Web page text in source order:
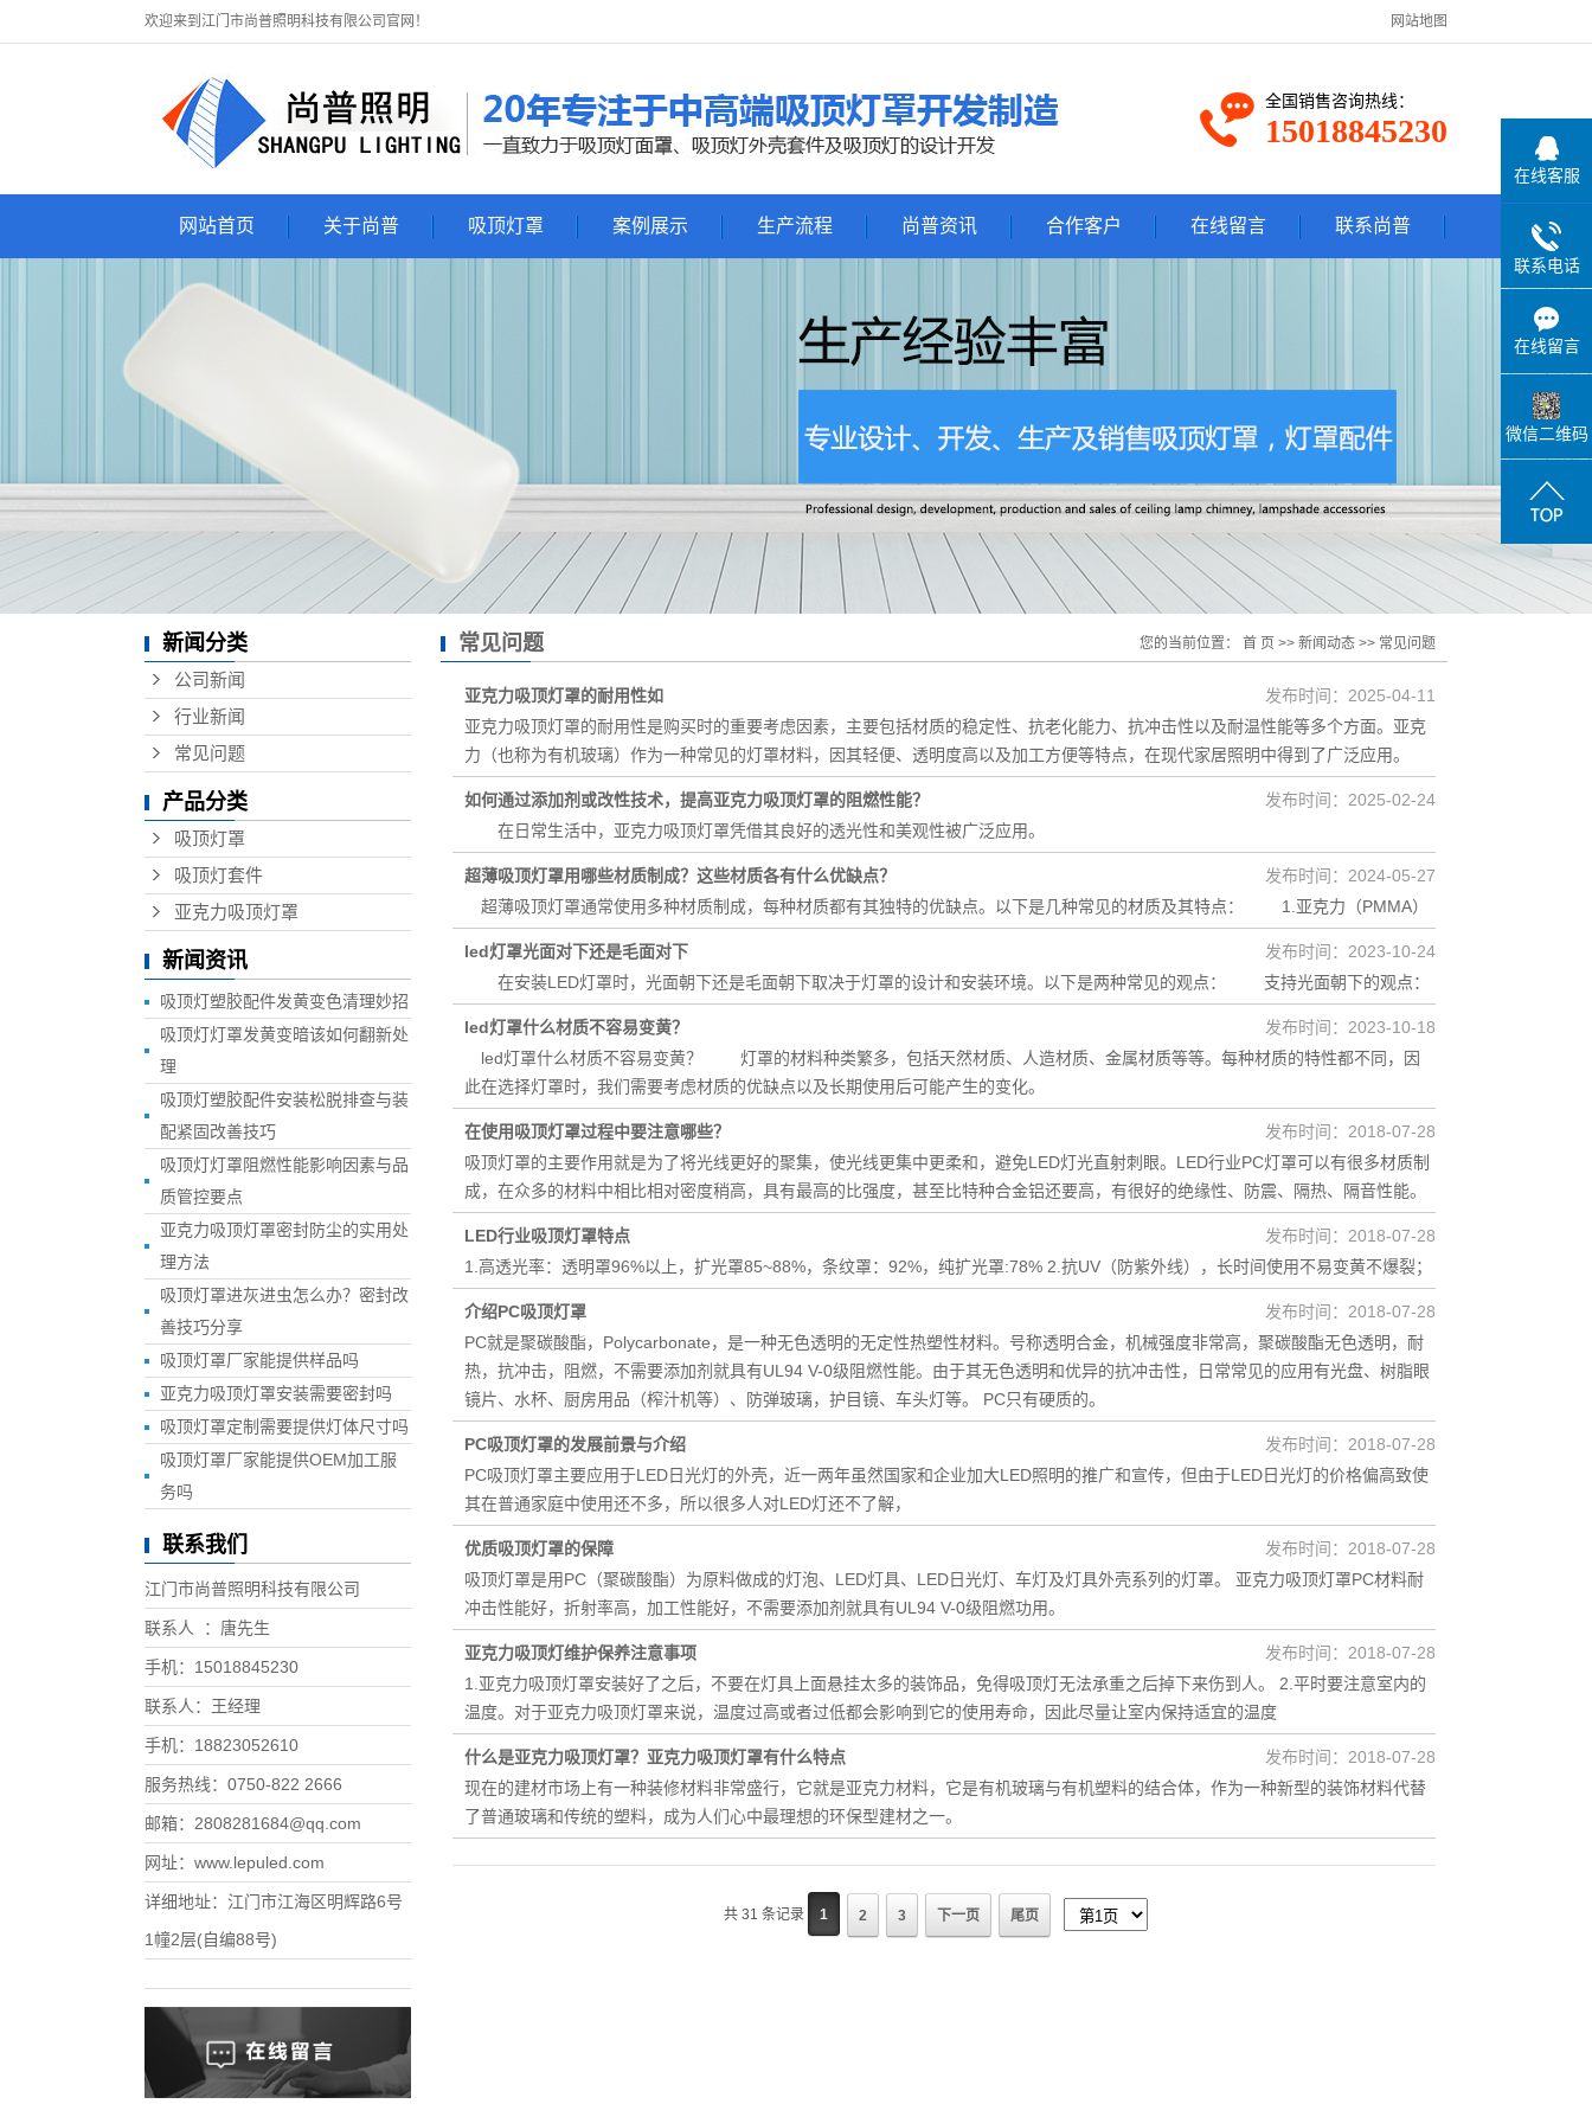
欢迎来到江门市尚普照明科技有限公司官网！ 网站地图
全国销售咨询热线：
15018845230
网站首页 关于尚普 吸顶灯罩 案例展示 生产流程 尚普资讯
行业新闻
常见问题
合作客户 在线留言 联系尚普
新闻分类
公司新闻
行业新闻
常见问题
产品分类
吸顶灯罩
吸顶灯套件
亚克力吸顶灯罩
新闻资讯
吸顶灯塑胶配件发黄变色清理妙招
吸顶灯灯罩发黄变暗该如何翻新处
理
吸顶灯塑胶配件安装松脱排查与装
配紧固改善技巧
吸顶灯灯罩阻燃性能影响因素与品
质管控要点
亚克力吸顶灯罩密封防尘的实用处
理方法
吸顶灯罩进灰进虫怎么办？密封改
善技巧分享
吸顶灯罩厂家能提供样品吗
亚克力吸顶灯罩安装需要密封吗
吸顶灯罩定制需要提供灯体尺寸吗
吸顶灯罩厂家能提供OEM加工服
务吗
联系我们
江门市尚普照明科技有限公司
联系人 ：唐先生
手机：15018845230
联系人：王经理
手机：18823052610
服务热线：0750-822 2666
邮箱：2808281684@qq.com
网址：www.lepuled.com
详细地址：江门市江海区明辉路6号
1幢2层(自编88号)
常见问题 您的当前位置： 首 页 >> 新闻动态 >> 常见问题
亚克力吸顶灯罩的耐用性如
亚克力吸顶灯罩的耐用性是购买时的重要考虑因素，主要包括材质的稳定性、抗老化能力、抗冲击性以及耐温性能等多个方面。亚克
力（也称为有机玻璃）作为一种常见的灯罩材料，因其轻便、透明度高以及加工方便等特点，在现代家居照明中得到了广泛应用。
发布时间：2025-04-11
如何通过添加剂或改性技术，提高亚克力吸顶灯罩的阻燃性能？
在日常生活中，亚克力吸顶灯罩凭借其良好的透光性和美观性被广泛应用。
发布时间：2025-02-24
超薄吸顶灯罩用哪些材质制成？这些材质各有什么优缺点？
超薄吸顶灯罩通常使用多种材质制成，每种材质都有其独特的优缺点。以下是几种常见的材质及其特点： 1.亚克力（PMMA）
发布时间：2024-05-27
led灯罩光面对下还是毛面对下
在安装LED灯罩时，光面朝下还是毛面朝下取决于灯罩的设计和安装环境。以下是两种常见的观点： 支持光面朝下的观点：
发布时间：2023-10-24
led灯罩什么材质不容易变黄？
led灯罩什么材质不容易变黄？ 灯罩的材料种类繁多，包括天然材质、人造材质、金属材质等等。每种材质的特性都不同，因
此在选择灯罩时，我们需要考虑材质的优缺点以及长期使用后可能产生的变化。
发布时间：2023-10-18
在使用吸顶灯罩过程中要注意哪些？
吸顶灯罩的主要作用就是为了将光线更好的聚集，使光线更集中更柔和，避免LED灯光直射刺眼。LED行业PC灯罩可以有很多材质制
成，在众多的材料中相比相对密度稍高，具有最高的比强度，甚至比特种合金铝还要高，有很好的绝缘性、防震、隔热、隔音性能。
发布时间：2018-07-28
LED行业吸顶灯罩特点
1.高透光率：透明罩96%以上，扩光罩85~88%，条纹罩：92%，纯扩光罩:78% 2.抗UV（防紫外线），长时间使用不易变黄不爆裂；
发布时间：2018-07-28
介绍PC吸顶灯罩
PC就是聚碳酸酯​，Polycarbonate，是一种无色透明的无定性热塑性材料。号称透明合金，机械强度非常高，聚碳酸酯无色透明，耐
热，抗冲击，阻燃，不需要添加剂就具有UL94 V-0级阻燃性能。由于其无色透明和优异的抗冲击性，日常常见的应用有光盘、树脂眼
镜片、水杯、厨房用品（榨汁机等）、防弹玻璃，护目镜、车头灯等。 PC只有硬质的。
发布时间：2018-07-28
PC吸顶灯罩的发展前景与介绍
PC吸顶灯罩​主要应用于LED日光灯的外壳，近一两年虽然国家和企业加大LED照明的推广和宣传，但由于LED日光灯的价格偏高致使
其在普通家庭中使用还不多，所以很多人对LED灯还不了解，
发布时间：2018-07-28
优质吸顶灯罩的保障
吸顶灯罩​是用PC（聚碳酸酯）为原料做成的灯泡、LED灯具、LED日光灯、车灯及灯具外壳系列的灯罩。 亚克力吸顶灯罩PC材料耐
冲击性能好，折射率高，加工性能好，不需要添加剂就具有UL94 V-0级阻燃功用。
发布时间：2018-07-28
亚克力吸顶灯维护保养注意事项
1.亚克力吸顶灯罩安装好了之后，不要在灯具上面悬挂太多的装饰品，免得吸顶灯无法承重之后掉下来伤到人。 2.平时要注意室内的
温度。对于亚克力吸顶灯罩来说，温度过高或者过低都会影响到它的使用寿命，因此尽量让室内保持适宜的温度
发布时间：2018-07-28
什么是亚克力吸顶灯罩？亚克力吸顶灯罩有什么特点
现在的建材市场上有一种装修材料非常盛行，它就是亚克力材料，它是有机玻璃与有机塑料的结合体，作为一种新型的装饰材料代替
了普通玻璃和传统的塑料，成为人们心中最理想的环保型建材之一。
发布时间：2018-07-28
共 31 条记录 1 2 3 下一页 尾页
在线客服
联系电话
在线留言
微信二维码